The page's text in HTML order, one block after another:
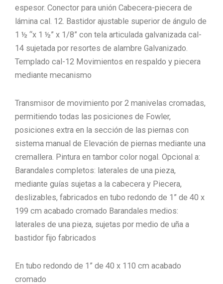
espesor. Conector para unión Cabecera-piecera de
lámina cal. 12. Bastidor ajustable superior de ángulo de
1 ½ “x 1 ½” x 1/8” con tela articulada galvanizada cal-
14 sujetada por resortes de alambre Galvanizado.
Templado cal-12 Movimientos en respaldo y piecera
mediante mecanismo
Transmisor de movimiento por 2 manivelas cromadas,
permitiendo todas las posiciones de Fowler,
posiciones extra en la sección de las piernas con
sistema manual de Elevación de piernas mediante una
cremallera. Pintura en tambor color nogal. Opcional a:
Barandales completos: laterales de una pieza,
mediante guías sujetas a la cabecera y Piecera,
deslizables, fabricados en tubo redondo de 1” de 40 x
199 cm acabado cromado Barandales medios:
laterales de una pieza, sujetas por medio de uña a
bastidor fijo fabricados
En tubo redondo de 1” de 40 x 110 cm acabado
cromado